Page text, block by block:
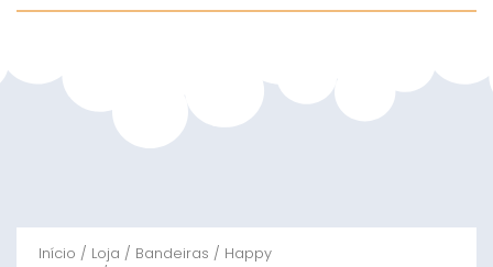
Início / Loja / Bandeiras / Happy